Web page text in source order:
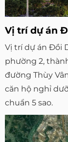
Vị trí dự án
Vị trí dự án Đồi
phường 2,
đường Thùy
căn hộ nghỉ
chuẩn 5 sao.